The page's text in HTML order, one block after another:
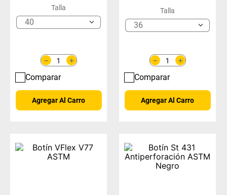
Talla
40
＋
－
Comparar
Agregar Al Carro
Talla
36
＋
－
Comparar
Agregar Al Carro